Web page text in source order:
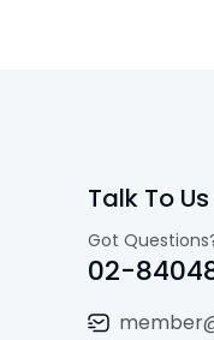
Talk To Us
Got
02-